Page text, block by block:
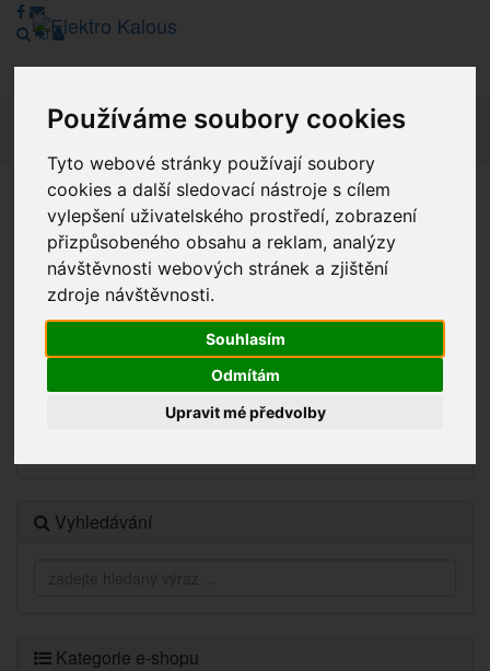
Používáme soubory cookies
Tyto webové stránky používají soubory
cookies a další sledovací nástroje s cílem
vylepšení uživatelského prostředí, zobrazení
přizpůsobeného obsahu a reklam, analýzy
návštěvnosti webových stránek a zjištění
zdroje návštěvnosti.
Souhlasím
Odmítám
Upravit mé předvolby
Vážení zákazníci, v tuto chvíli je Náš internetový obchod v
režimu Katalogu. Objednávky on-line nyní nelze vyřídit.
Děkujeme za pochopení.
Novinky
Vyhledávání
Kategorie e-shopu